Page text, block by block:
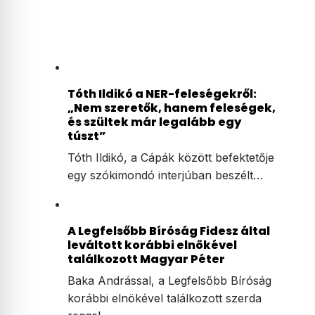
Tóth Ildikó a NER-feleségekről:
„Nem szeretők, hanem feleségek,
és szültek már legalább egy
túszt”
Tóth Ildikó, a Cápák között befektetője
egy szókimondó interjúban beszélt…
A Legfelsőbb Bíróság Fidesz által
leváltott korábbi elnökével
találkozott Magyar Péter
Baka Andrással, a Legfelsőbb Bíróság
korábbi elnökével találkozott szerda